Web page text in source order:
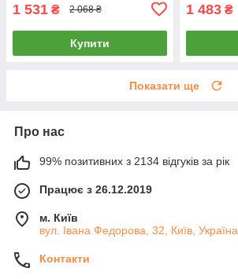
1 531 ₴ 2 068 ₴
Купити
1 483 ₴
Показати ще
Про нас
99% позитивних з 2134 відгуків за рік
Працює з 26.12.2019
м. Київ
вул. Івана Федорова, 32, Київ, Україна
Контакти